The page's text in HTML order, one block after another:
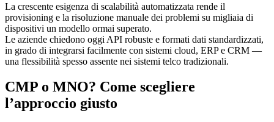
La crescente esigenza di scalabilità automatizzata rende il
provisioning e la risoluzione manuale dei problemi su migliaia di
dispositivi un modello ormai superato.
Le aziende chiedono oggi API robuste e formati dati standardizzati,
in grado di integrarsi facilmente con sistemi cloud, ERP e CRM —
una flessibilità spesso assente nei sistemi telco tradizionali.
CMP o MNO? Come scegliere
l’approccio giusto